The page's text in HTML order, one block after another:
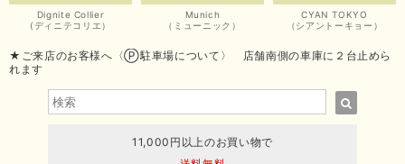
Dignite Collier
(ディニテコリエ）
Munich
（ミューニック）
CYAN TOKYO
（シアントーキョー）
★ご来店のお客様へ〈Ⓟ駐車場について〉 店舗南側の車庫に２台止めら
れます
11,000円以上のお買い物で